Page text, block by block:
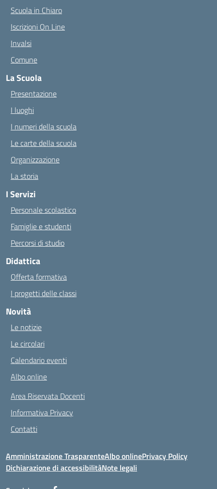
Scuola in Chiaro
Iscrizioni On Line
Invalsi
Comune
La Scuola
Presentazione
I luoghi
I numeri della scuola
Le carte della scuola
Organizzazione
La storia
I Servizi
Personale scolastico
Famiglie e studenti
Percorsi di studio
Didattica
Offerta formativa
I progetti delle classi
Novità
Le notizie
Le circolari
Calendario eventi
Albo online
Area Riservata Docenti
Informativa Privacy
Contatti
Amministrazione TrasparenteAlbo onlinePrivacy Policy
Dichiarazione di accessibilitàNote legali